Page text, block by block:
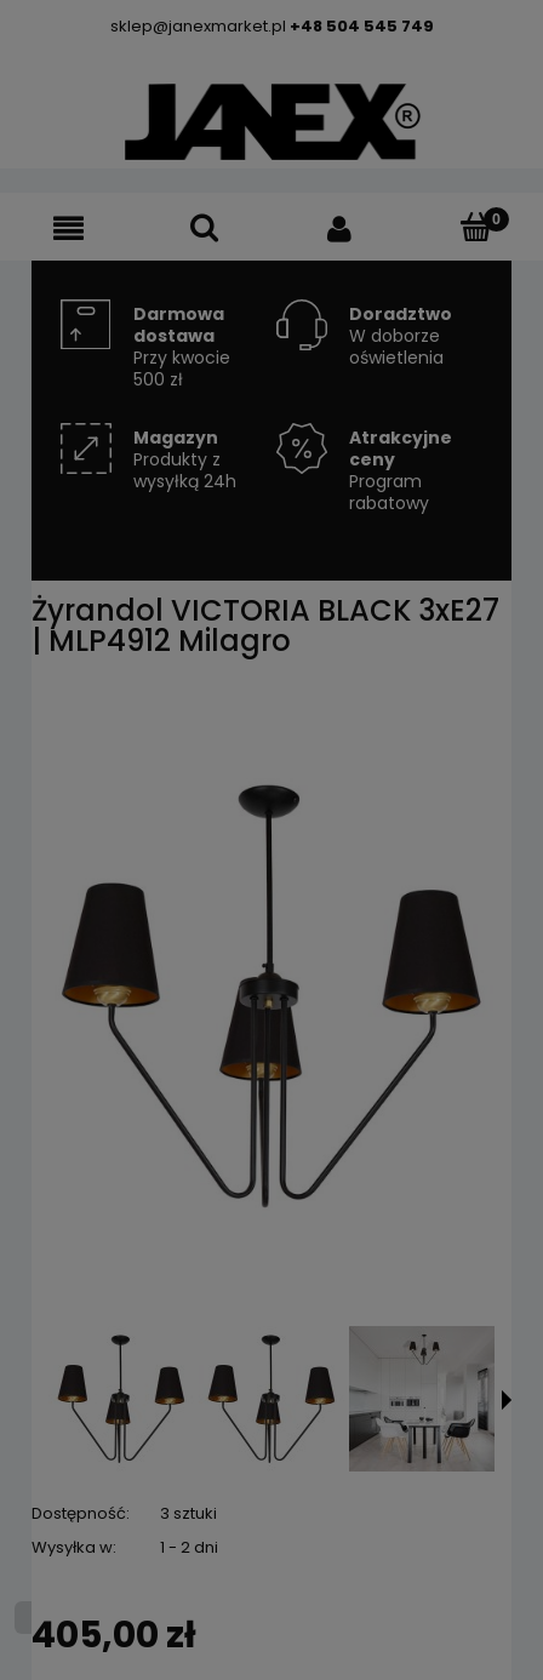
sklep@janexmarket.pl +48 504 545 749
Darmowa
dostawa
Przy kwocie
500 zł
Doradztwo
W doborze
oświetlenia
Magazyn
Produkty z
wysyłką 24h
Atrakcyjne
ceny
Program
rabatowy
Żyrandol VICTORIA BLACK 3xE27
| MLP4912 Milagro
Dostępność:
3 sztuki
Wysyłka w:
1 - 2 dni
405,00 zł